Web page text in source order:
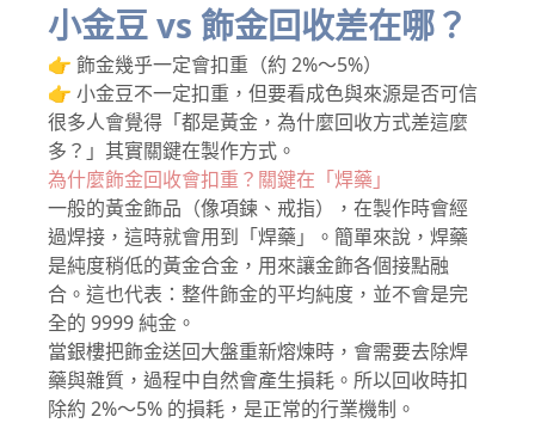
小金豆 vs 飾金回收差在哪？
👉 飾金幾乎一定會扣重（約 2%～5%）
👉 小金豆不一定扣重，但要看成色與來源是否可信
很多人會覺得「都是黃金，為什麼回收方式差這麼
多？」其實關鍵在製作方式。
為什麼飾金回收會扣重？關鍵在「焊藥」
一般的黃金飾品（像項鍊、戒指），在製作時會經
過焊接，這時就會用到「焊藥」。簡單來說，焊藥
是純度稍低的黃金合金，用來讓金飾各個接點融
合。這也代表：整件飾金的平均純度，並不會是完
全的 9999 純金。
當銀樓把飾金送回大盤重新熔煉時，會需要去除焊
藥與雜質，過程中自然會產生損耗。所以回收時扣
除約 2%～5% 的損耗，是正常的行業機制。